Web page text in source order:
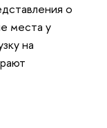
о
места у
на